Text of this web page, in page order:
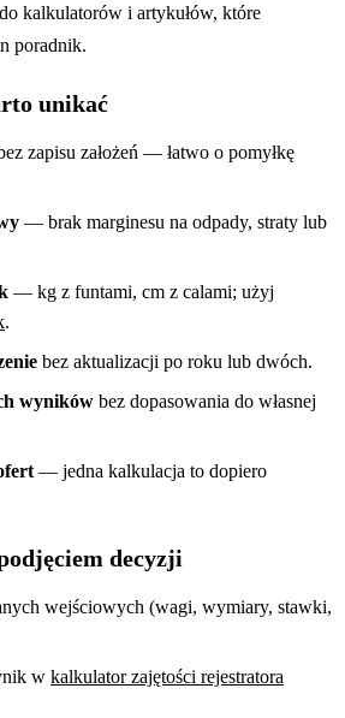
kalkulatorów i artykułów, które
poradnik.
unikać
zapisu założeń — łatwo o pomyłkę
— brak marginesu na odpady, straty lub
— kg z funtami, cm z calami; użyj
.
bez aktualizacji po roku lub dwóch.
wyników bez dopasowania do własnej
— jedna kalkulacja to dopiero
decyzji
wejściowych (wagi, wymiary, stawki,
w kalkulator zajętości rejestratora